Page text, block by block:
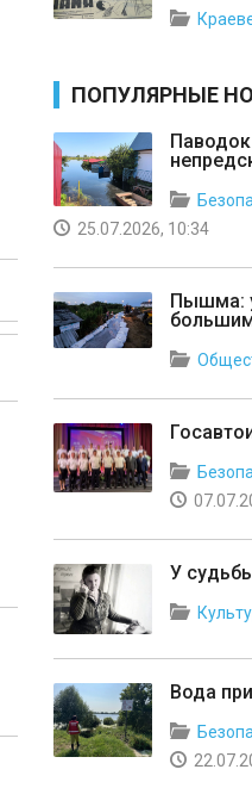
ПОПУЛЯРНЫЕ
25.07.2026, 10:34
Пышма:
У
Вода